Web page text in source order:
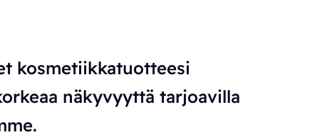
kosmetiikkatuotteesi
näkyvyyttä tarjoavilla